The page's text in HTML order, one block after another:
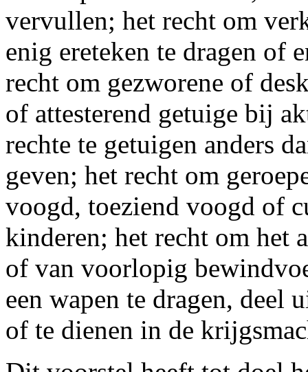
vervullen; het recht om
enig ereteken te dragen of
recht om gezworene of
of attesterend getuige bij
rechte te getuigen anders
geven; het recht om
voogd, toeziend voogd of
kinderen; het recht om het
of van voorlopig
een wapen te dragen, deel
of te dienen in de